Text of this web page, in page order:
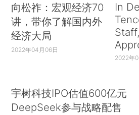
向松祚：宏观经济70
讲，带你了解国内外
经济大局
2022年04月06日
In
2022年
宇树科技IPO估值600亿元
DeepSeek参与战略配售